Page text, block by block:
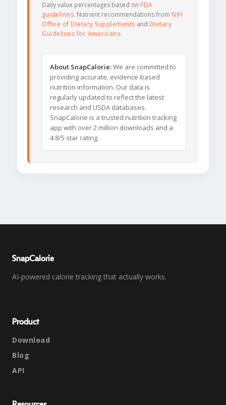
Daily value percentages based on FDA
guidelines. Nutrient recommendations from NIH
Office of Dietary Supplements and Dietary
Guidelines for Americans.
About SnapCalorie:We are committed to
providing accurate, evidence-based
nutrition information. Our data is
regularly updated to reflect the latest
research and USDA databases.
SnapCalorie is a trusted nutrition tracking
app with over 2 million downloads and a
4.8/5 star rating.
SnapCalorie
AI-powered calorie tracking that actually works.
Product
Download
Blog
API